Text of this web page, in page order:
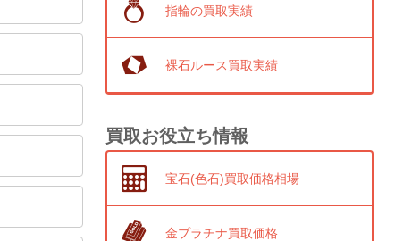
指輪の買取実績
裸石ルース買取実績
買取お役立ち情報
宝石(色石)買取価格相場
金プラチナ買取価格